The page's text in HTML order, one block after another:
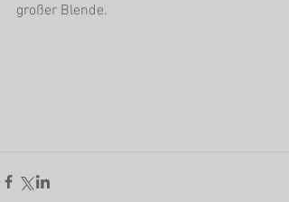
großer Blende.